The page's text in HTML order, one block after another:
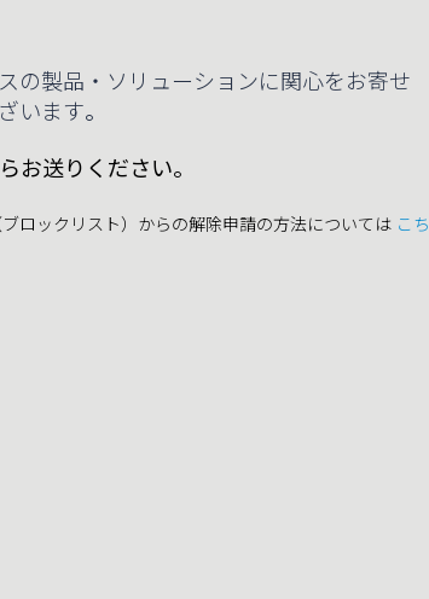
の製品・ソリューションに関心をお寄せ
います。
お送りください。
ロックリスト）からの解除申請の方法については こち